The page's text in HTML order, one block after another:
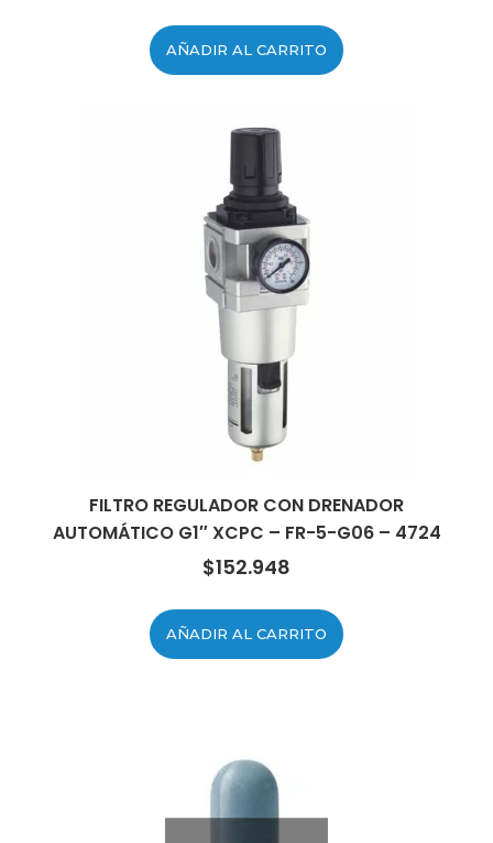
AÑADIR AL CARRITO
FILTRO REGULADOR CON DRENADOR
AUTOMÁTICO G1″ XCPC – FR-5-G06 – 4724
$152.948
AÑADIR AL CARRITO